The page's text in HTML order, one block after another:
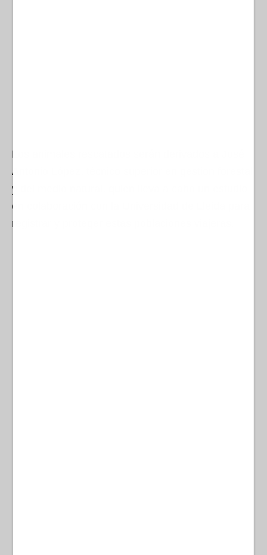
Los animales rescatados serán derivados a José
Antonio López, técnico superior en gestión forestal
y del medio natural, quien lleva a cabo un estudio
en colaboración con la Universidad de Lleida para
registrar y proteger estas poblaciones viajeras.